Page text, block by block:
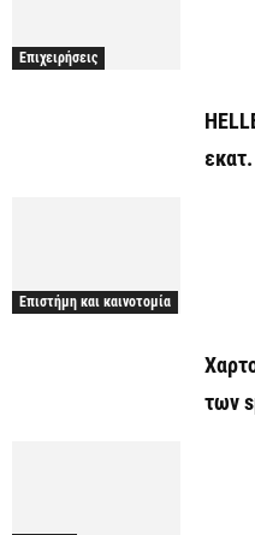
Επιχειρήσεις
Επιστήμη και καινοτομία
των